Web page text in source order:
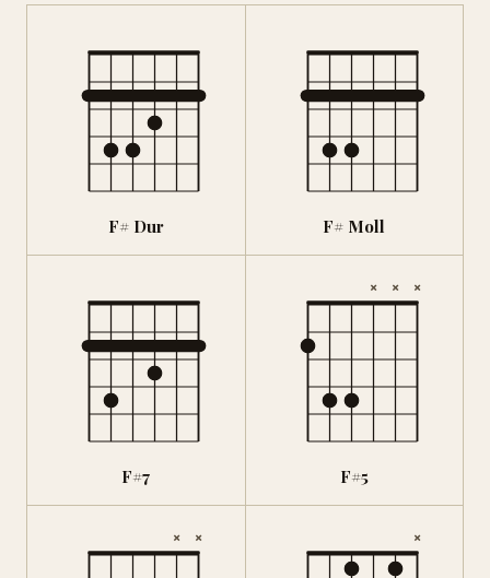
F# Dur F# Moll
F#7
× × ×
F#5
× × ×